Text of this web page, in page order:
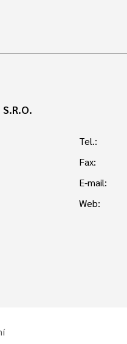
Tel.:
Fax:
E-mail:
Web: